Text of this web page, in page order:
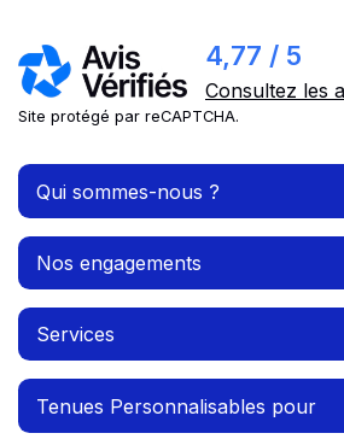
4,77 / 5
Consultez les
Site protégé par reCAPTCHA.
Qui sommes-nous ?
Nos engagements
Services
Tenues Personnalisables pour